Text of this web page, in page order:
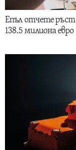
Епъл отчете ръст
138.5 милиона евро